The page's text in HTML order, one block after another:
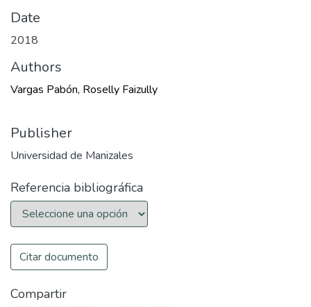
Date
2018
Authors
Vargas Pabón, Roselly Faizully
Publisher
Universidad de Manizales
Referencia bibliográfica
Citar documento
Compartir